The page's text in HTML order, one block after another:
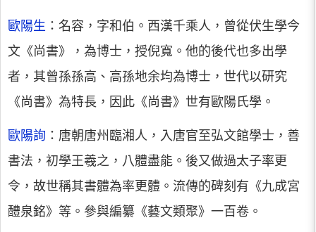
歐陽生 ：名容，字和伯。西漢千乘人，曾從伏生學今
文《尚書》，為博士，授倪寬。他的後代也多出學
者，其曾孫孫高、高孫地余均為博士，世代以研究
《尚書》為特長，因此《尚書》世有歐陽氏學。
歐陽詢 ：唐朝唐州臨湘人，入唐官至弘文館學士，善
書法，初學王羲之，八體盡能。後又做過太子率更
令，故世稱其書體為率更體。流傳的碑刻有《九成宮
醴泉銘》等。參與編纂《藝文類聚》一百卷。